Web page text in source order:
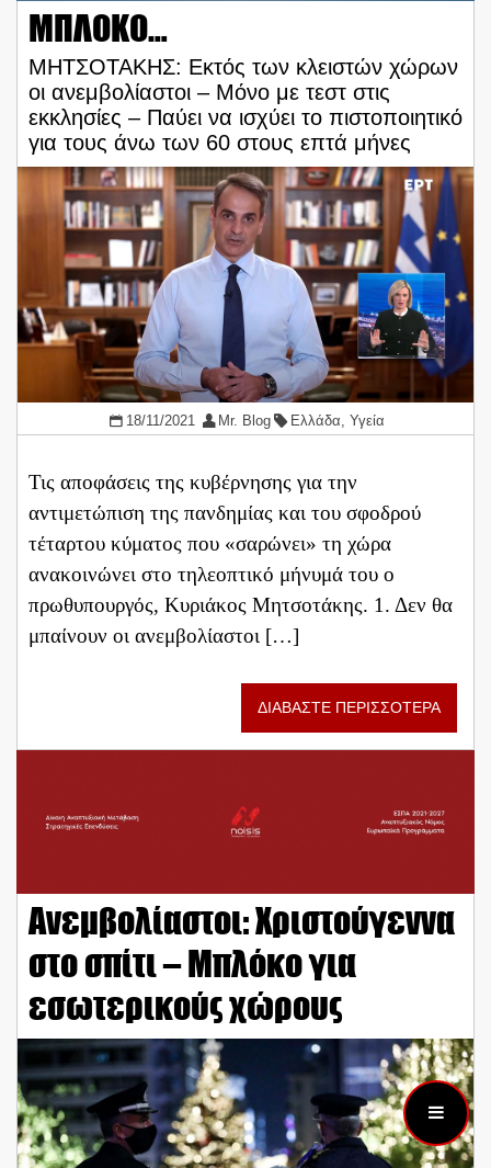
ΜΠΛΟΚΟ…
ΜΗΤΣΟΤΑΚΗΣ: Εκτός των κλειστών χώρων
οι ανεμβολίαστοι – Μόνο με τεστ στις
εκκλησίες – Παύει να ισχύει το πιστοποιητικό
για τους άνω των 60 στους επτά μήνες
18/11/2021 Mr. Blog Ελλάδα ,Υγεία
Τις αποφάσεις της κυβέρνησης για την
αντιμετώπιση της πανδημίας και του σφοδρού
τέταρτου κύματος που «σαρώνει» τη χώρα
ανακοινώνει στο τηλεοπτικό μήνυμά του ο
πρωθυπουργός, Κυριάκος Μητσοτάκης. 1. Δεν θα
μπαίνουν οι ανεμβολίαστοι […]
ΔΙΑΒΑΣΤΕ ΠΕΡΙΣΣΟΤΕΡΑ
Ανεμβολίαστοι: Χριστούγεννα
στο σπίτι – Μπλόκο για
εσωτερικούς χώρους